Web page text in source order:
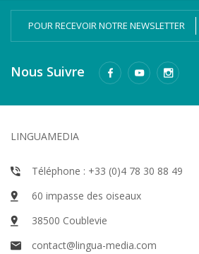
POUR RECEVOIR NOTRE NEWSLETTER
Nous Suivre
LINGUAMEDIA
Téléphone : +33 (0)4 78 30 88 49
60 impasse des oiseaux
38500 Coublevie
contact@lingua-media.com